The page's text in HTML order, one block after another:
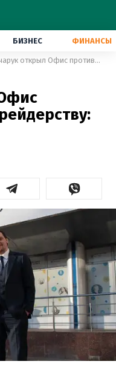
БИЗНЕС ФИНАНСЫ
Гончарук открыл Офис противодействия рейдерству: что изменится